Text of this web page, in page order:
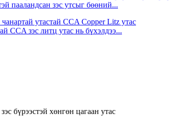
пааландсан зэс утсыг бөөний...
CCA зэс литц утас нь бүхэлдээ...